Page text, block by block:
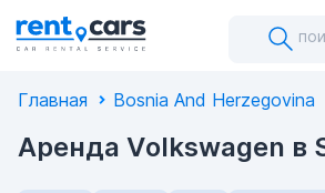
Главная Bosnia And Herzegovina
Аренда Volkswagen в